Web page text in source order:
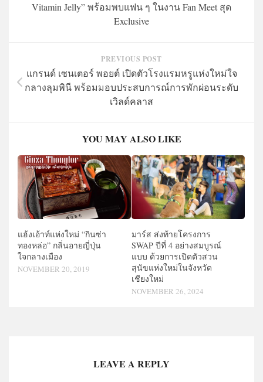
Vitamin Jelly” พร้อมพบแฟน ๆ ในงาน Fan Meet สุด
Exclusive
PREVIOUS POST
แกรนด์ เซนเตอร์ พอยต์ เปิดตัวโรงแรมหรูแห่งใหม่ใจ
กลางลุมพินี พร้อมมอบประสบการณ์การพักผ่อนระดับ
เวิลด์คลาส
YOU MAY ALSO LIKE
แฮ้งเอ้าท์แห่งใหม่ “กินซ่า
ทองหล่อ” กลิ่นอายญี่ปุ่น
ใจกลางเมือง
NOVEMBER 20, 2019
มาร์ส ส่งท้ายโครงการ
SWAP ปีที่ 4 อย่างสมบูรณ์
แบบ ด้วยการเปิดตัวสวน
สุนัขแห่งใหม่ในจังหวัด
เชียงใหม่
NOVEMBER 26, 2024
LEAVE A REPLY